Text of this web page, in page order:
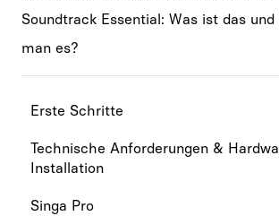
Soundtrack Essential: Was ist das
man es?
Erste Schritte
Technische Anforderungen &
Installation
Technische anforderungen
Singa Pro